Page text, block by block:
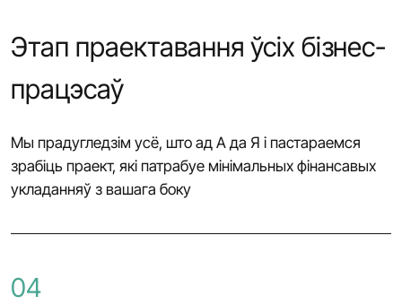
Этап праектавання ўсіх бізнес-
працэсаў
Мы прадугледзім усё, што ад А да Я і пастараемся
зрабіць праект, які патрабуе мінімальных фінансавых
укладанняў з вашага боку
04